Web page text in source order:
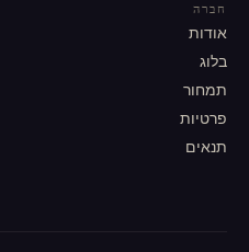
חברה
אודות
בלוג
תמחור
פרטיות
תנאים